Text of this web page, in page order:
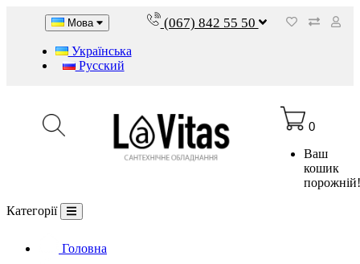
Мова
Українська
Русский
(067) 842 55 50
0
Ваш
кошик
Категорії
Головна